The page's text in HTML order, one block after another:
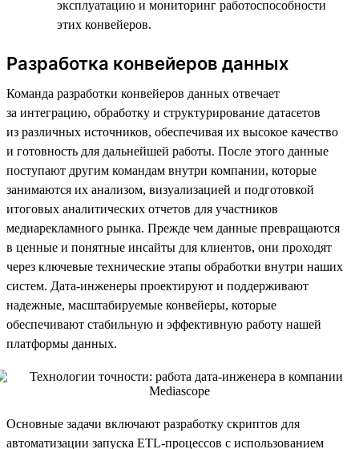
эксплуатацию и мониторинг работоспособности
этих конвейеров.
Разработка конвейеров данных
Команда разработки конвейеров данных отвечает
за интеграцию, обработку и структурирование датасетов
из различных источников, обеспечивая их высокое качество
и готовность для дальнейшей работы. После этого данные
поступают другим командам внутри компании, которые
занимаются их анализом, визуализацией и подготовкой
итоговых аналитических отчетов для участников
медиарекламного рынка. Прежде чем данные превращаются
в ценные и понятные инсайты для клиентов, они проходят
через ключевые технические этапы обработки внутри наших
систем. Дата-инженеры проектируют и поддерживают
надежные, масштабируемые конвейеры, которые
обеспечивают стабильную и эффективную работу нашей
платформы данных.
Основные задачи включают разработку скриптов для
автоматизации запуска ETL-процессов с использованием